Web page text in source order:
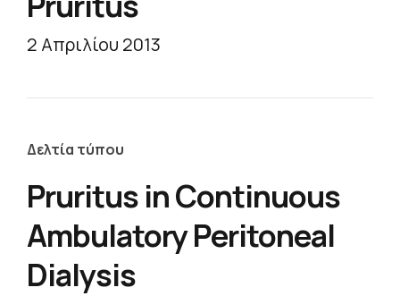
2 Απριλίου 2013
Δελτία τύπου
Pruritus in Continuous
Ambulatory Peritoneal
Dialysis